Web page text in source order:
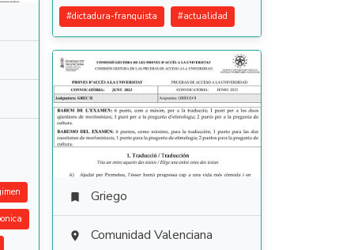
#dictadura-franquista #actualidad
 Griego
 Comunidad Valenciana